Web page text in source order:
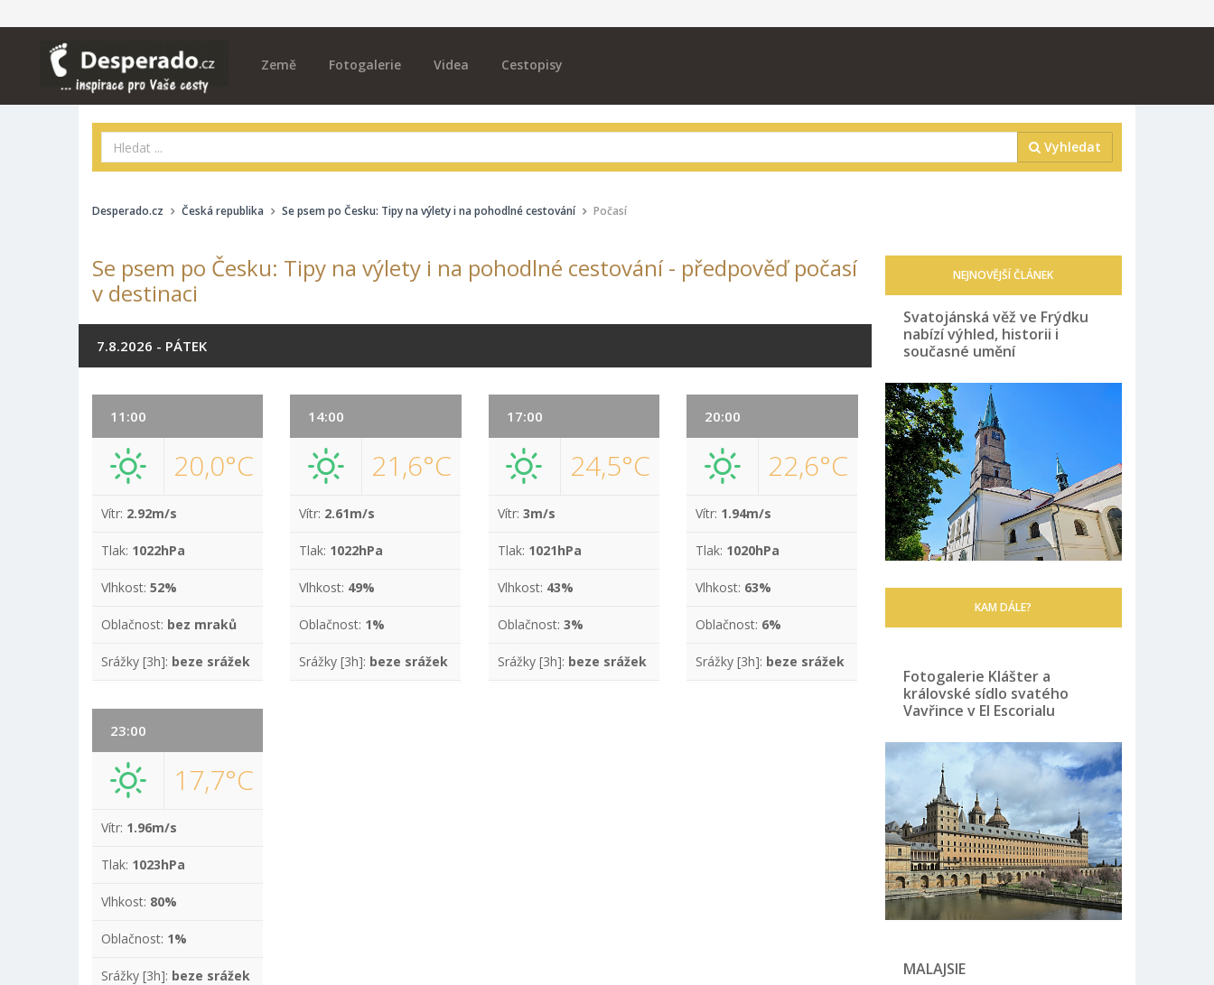
Země Fotogalerie Videa Cestopisy
Vyhledat
Desperado.cz Česká republika Se psem po Česku: Tipy na výlety i na pohodlné cestování Počasí
Se psem po Česku: Tipy na výlety i na pohodlné cestování - předpověď počasí
v destinaci
7.8.2026 - PÁTEK
11:00
20,0°C
Vítr: 2.92m/s
Tlak: 1022hPa
Vlhkost: 52%
Oblačnost: bez mraků
Srážky [3h]: beze srážek
14:00
21,6°C
Vítr: 2.61m/s
Tlak: 1022hPa
Vlhkost: 49%
Oblačnost: 1%
Srážky [3h]: beze srážek
17:00
24,5°C
Vítr: 3m/s
Tlak: 1021hPa
Vlhkost: 43%
Oblačnost: 3%
Srážky [3h]: beze srážek
20:00
22,6°C
Vítr: 1.94m/s
Tlak: 1020hPa
Vlhkost: 63%
Oblačnost: 6%
Srážky [3h]: beze srážek
23:00
17,7°C
Vítr: 1.96m/s
Tlak: 1023hPa
Vlhkost: 80%
Oblačnost: 1%
Srážky [3h]: beze srážek
NEJNOVĚJŠÍ ČLÁNEK
Svatojánská věž ve Frýdku
nabízí výhled, historii i
současné umění
KAM DÁLE?
Fotogalerie Klášter a
královské sídlo svatého
Vavřince v El Escorialu
MALAJSIE